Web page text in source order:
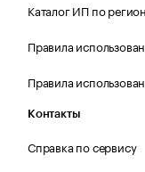
Каталог ИП по
Правила
Правила
Контакты
Справка по сервису